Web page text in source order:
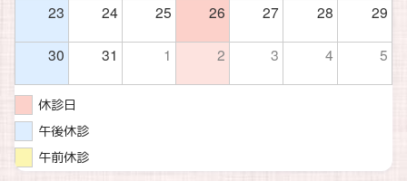
23 24 25 26 27 28 29
30 31 1 2 3 4 5
休診日
午後休診
午前休診